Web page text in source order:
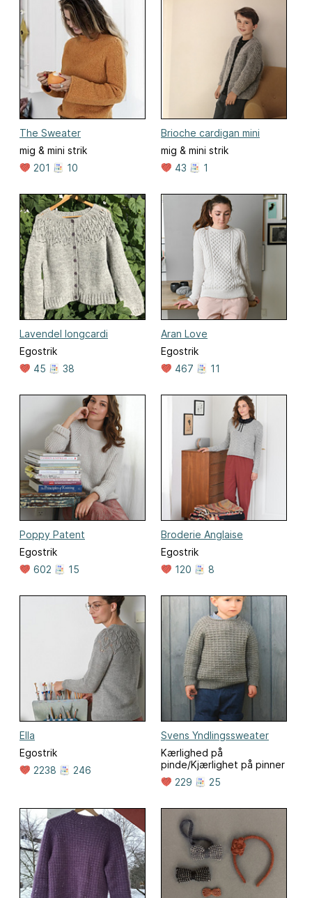
The Sweater
mig & mini strik
201
10
Brioche cardigan mini
mig & mini strik
43
1
Lavendel longcardi
Egostrik
45
38
Aran Love
Egostrik
467
11
Poppy Patent
Egostrik
602
15
Broderie Anglaise
Egostrik
120
8
Ella
Egostrik
2238
246
Svens Yndlingssweater
Kærlighed på
pinde/Kjærlighet på pinner
229
25